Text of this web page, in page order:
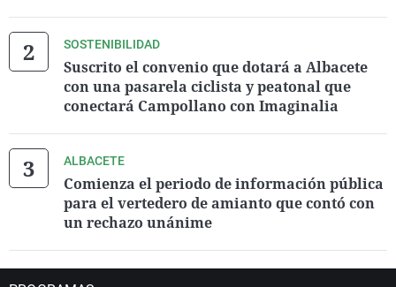
SOSTENIBILIDAD
Suscrito el convenio que dotará a Albacete
con una pasarela ciclista y peatonal que
conectará Campollano con Imaginalia
ALBACETE
Comienza el periodo de información pública
para el vertedero de amianto que contó con
un rechazo unánime